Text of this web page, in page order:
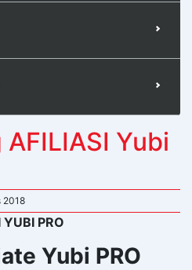
Yubi
2018
PRO
Yubi PRO